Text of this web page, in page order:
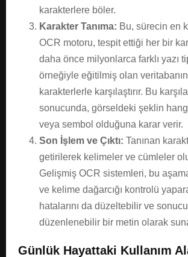
karakterlere böler.
Karakter Tanıma: Bu, sürecin en
OCR motoru, tespit ettiği her bir
daha önce milyonlarca farklı yazı
örneğiyle eğitilmiş olan
karakterlerle karşılaştırır. Bu
sonucunda, görseldeki şeklin
veya sembol olduğuna karar verir.
Son İşlem ve Çıktı: Tanınan
getirilerek kelimeler ve cümleler
Gelişmiş OCR sistemleri, bu
ve kelime dağarcığı kontrolü
hatalarını da düzeltebilir ve
düzenlenebilir bir metin olarak
Günlük Hayattaki Kullanım